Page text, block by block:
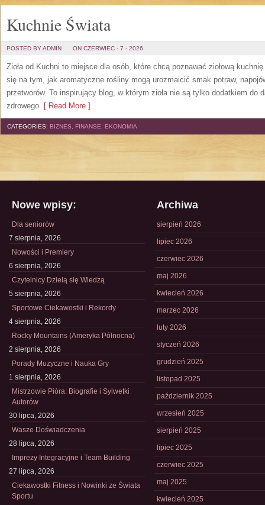
Kuchnie Świata
POSTED BY ADMIN ON CZERWIEC - 7 - 2026
Zioła od Kuchni to miejsce dla osób, które chcą poznawać ziołową
się na tym, jak aromatyczne rośliny mogą urozmaicić smak potraw,
przetworów. To inspirujący blog, w którym zioła nie są tylko dodatkiem do
zdrowego [ Read More ]
CATEGORIES: BIZNES, FINANSE, EKONOMIA
Nowe wpisy:
Dla seniorów
7 sierpnia, 2026
Nowości i Premiery
6 sierpnia, 2026
Czytelnicy Dzielą się Wiedzą
5 sierpnia, 2026
Sportowe Ciekawostki i Rekordy
4 sierpnia, 2026
Rocky Mountains (Ameryka Północna)
2 sierpnia, 2026
Porady Muzyczne i Nauka Gry
1 sierpnia, 2026
Mistrzowie Pióra: Biografie i Sylwetki
Autorów
30 lipca, 2026
Wasze Doświadczenia
28 lipca, 2026
Imprezy Integracyjne i Team Building
27 lipca, 2026
Ciekawostki Fitness i Nowinki ze Świata
Sportu
Archiwa
sierpień 2026
lipiec 2026
czerwiec 2026
maj 2026
kwiecień 2026
marzec 2026
luty 2026
styczeń 2026
grudzień 2025
listopad 2025
październik 2025
wrzesień 2025
sierpień 2025
lipiec 2025
czerwiec 2025
maj 2025
kwiecień 2025